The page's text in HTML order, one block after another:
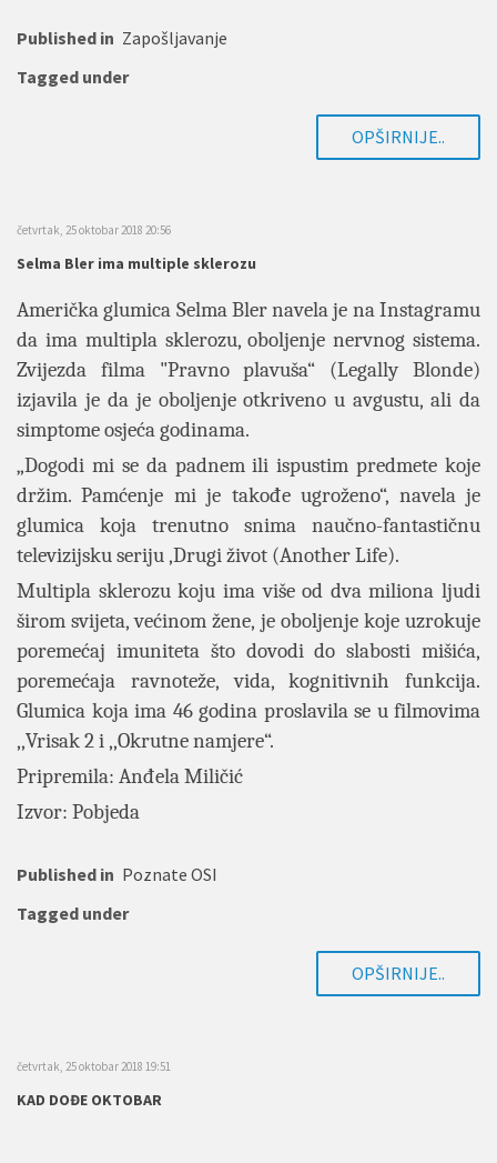
Published in Zapošljavanje
Tagged under
OPŠIRNIJE..
četvrtak, 25 oktobar 2018 20:56
Selma Bler ima multiple sklerozu
Američka glumica Selma Bler navela je na Instagramu
da ima multipla sklerozu, oboljenje nervnog sistema.
Zvijezda filma "Pravno plavuša“ (Legally Blonde)
izjavila je da je oboljenje otkriveno u avgustu, ali da
simptome osjeća godinama.
„Dogodi mi se da padnem ili ispustim predmete koje
držim. Pamćenje mi je takođe ugroženo“, navela je
glumica koja trenutno snima naučno-fantastičnu
televizijsku seriju ,Drugi život (Another Life).
Multipla sklerozu koju ima više od dva miliona ljudi
širom svijeta, većinom žene, je oboljenje koje uzrokuje
poremećaj imuniteta što dovodi do slabosti mišića,
poremećaja ravnoteže, vida, kognitivnih funkcija.
Glumica koja ima 46 godina proslavila se u filmovima
,,Vrisak 2 i ,,Okrutne namjere“.
Pripremila: Anđela Miličić
Izvor: Pobjeda
Published in Poznate OSI
Tagged under
OPŠIRNIJE..
četvrtak, 25 oktobar 2018 19:51
KAD DOĐE OKTOBAR